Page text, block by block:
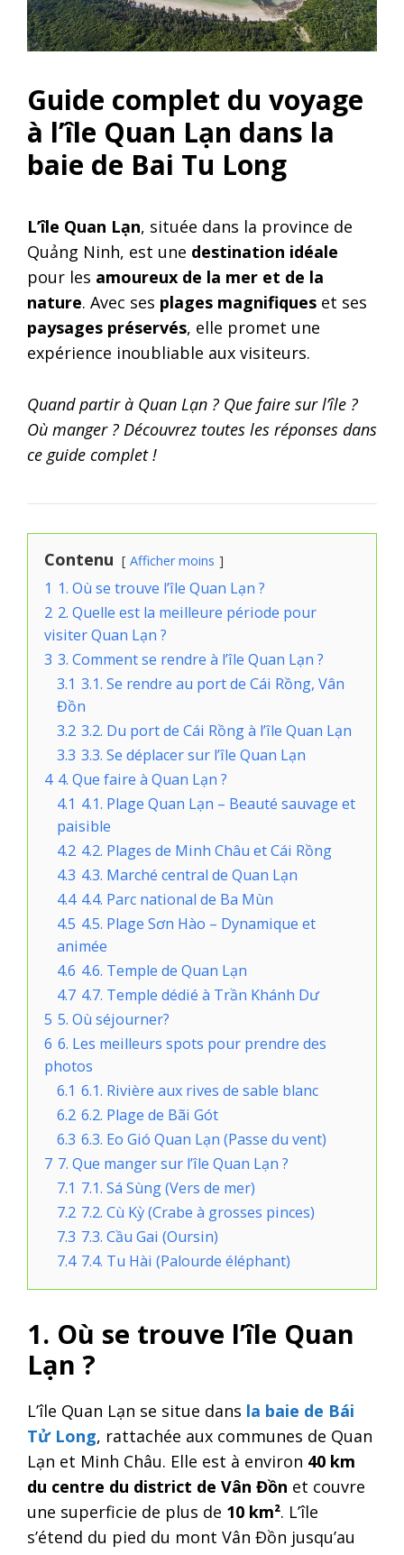
Guide complet du voyage
à l’île Quan Lạn dans la
baie de Bai Tu Long
L’île Quan Lạn, située dans la province de
Quảng Ninh, est une destination idéale
pour les amoureux de la mer et de la
nature. Avec ses plages magnifiques et ses
paysages préservés, elle promet une
expérience inoubliable aux visiteurs.
Quand partir à Quan Lạn ? Que faire sur l’île ?
Où manger ? Découvrez toutes les réponses dans
ce guide complet !
Contenu Afficher moins
1 1. Où se trouve l’île Quan Lạn ?
2 2. Quelle est la meilleure période pour
visiter Quan Lạn ?
3 3. Comment se rendre à l’île Quan Lạn ?
3.1 3.1. Se rendre au port de Cái Rồng, Vân
Đồn
3.2 3.2. Du port de Cái Rồng à l’île Quan Lạn
3.3 3.3. Se déplacer sur l’île Quan Lạn
4 4. Que faire à Quan Lạn ?
4.1 4.1. Plage Quan Lạn – Beauté sauvage et
paisible
4.2 4.2. Plages de Minh Châu et Cái Rồng
4.3 4.3. Marché central de Quan Lạn
4.4 4.4. Parc national de Ba Mùn
4.5 4.5. Plage Sơn Hào – Dynamique et
animée
4.6 4.6. Temple de Quan Lạn
4.7 4.7. Temple dédié à Trần Khánh Dư
5 5. Où séjourner?
6 6. Les meilleurs spots pour prendre des
photos
6.1 6.1. Rivière aux rives de sable blanc
6.2 6.2. Plage de Bãi Gót
6.3 6.3. Eo Gió Quan Lạn (Passe du vent)
7 7. Que manger sur l’île Quan Lạn ?
7.1 7.1. Sá Sùng (Vers de mer)
7.2 7.2. Cù Kỳ (Crabe à grosses pinces)
7.3 7.3. Cầu Gai (Oursin)
7.4 7.4. Tu Hài (Palourde éléphant)
1. Où se trouve l’île Quan
Lạn ?
L’île Quan Lạn se situe dans la baie de Bái
Tử Long, rattachée aux communes de Quan
Lạn et Minh Châu. Elle est à environ 40 km
du centre du district de Vân Đồn et couvre
une superficie de plus de 10 km². L’île
s’étend du pied du mont Vân Đồn jusqu’au